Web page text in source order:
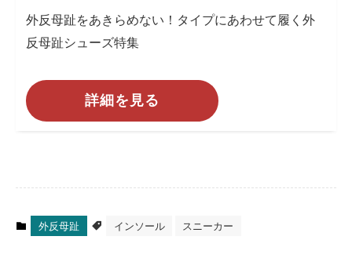
外反母趾をあきらめない！タイプにあわせて履く外
反母趾シューズ特集
詳細を見る
外反母趾 インソール スニーカー